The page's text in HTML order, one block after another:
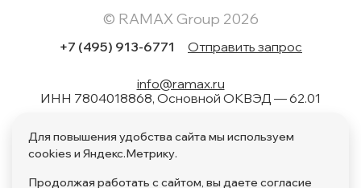
© RAMAX Group 2026
+7 (495) 913-6771 Отправить запрос
info@ramax.ru
ИНН 7804018868, Основной ОКВЭД — 62.01
1.02, 1.04, 1.05, 1.06, 1.08, 2.01, 3.01, 4.01, 11.01, 17.01, 27.01,
28.01
Для повышения удобства сайта мы используем
cookies и Яндекс.Метрику.
Продолжая работать с сайтом, вы даете согласие